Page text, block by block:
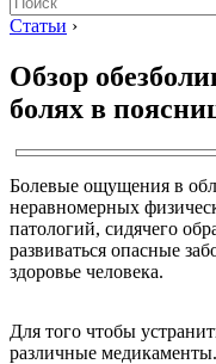
Статьи ›
Обзор
болях в
Болевые ощущения в
неравномерных
патологий, сидячего
развиваться опасные
здоровье человека.
Для того чтобы
различные медикаменты.